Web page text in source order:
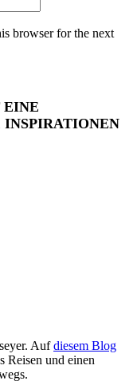
browser for the next
EINE
Aufdiesem Blog
Reisen und einen